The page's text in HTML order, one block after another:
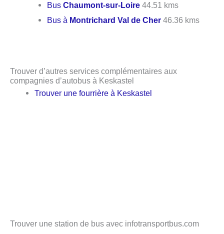
BusChaumont-sur-Loire 44.51 kms
Bus à Montrichard Val de Cher 46.36 kms
Trouver d’autres services complémentaires aux
compagnies d’autobus à Keskastel
Trouver une fourrière à Keskastel
Trouver une station de bus avec infotransportbus.com